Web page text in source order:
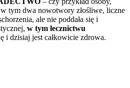
tym dwa nowotwory złośliwe, liczne
ale nie poddała się i
w tym lecznictwu
i dzisiaj jest całkowicie zdrowa.